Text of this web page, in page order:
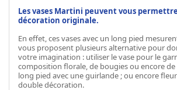
Lesvases Martini peuvent vous
décoration originale.
En effet, ces vases avec un long pied
vous proposent plusieurs alternative pour
votre imagination : utiliser le vase pour le
composition florale, de bougies ou encore de
long pied avec une guirlande ; ou encore
double décoration.